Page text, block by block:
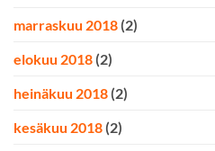
marraskuu 2018 (2)
elokuu 2018 (2)
heinäkuu 2018 (2)
kesäkuu 2018 (2)